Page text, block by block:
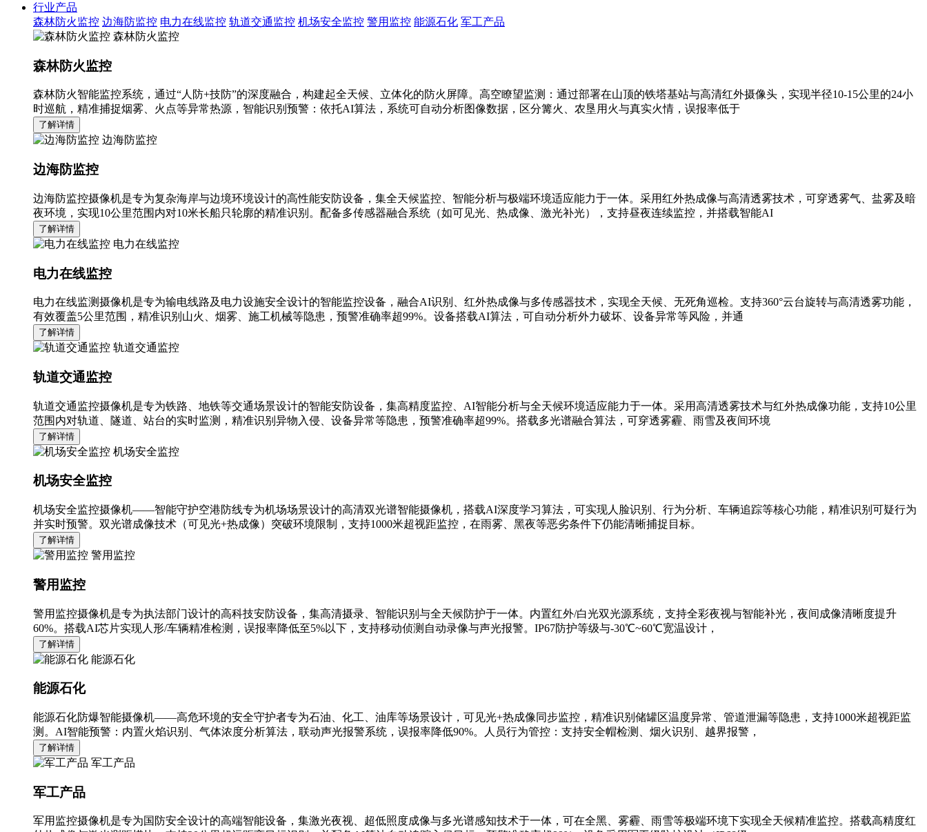
行业产品
森林防火监控 边海防监控 电力在线监控 轨道交通监控 机场安全监控 警用监控 能源石化 军工产品
森林防火监控
森林防火监控
森林防火智能监控系统，通过“人防+技防”的深度融合，构建起全天候、立体化的防火屏障。高空瞭望监测：通过部署在山顶的铁塔基站与高清红外摄像头，实现半径10-15公里的24小
时巡航，精准捕捉烟雾、火点等异常热源，智能识别预警：依托AI算法，系统可自动分析图像数据，区分篝火、农垦用火与真实火情，误报率低于
了解详情
边海防监控
边海防监控
边海防监控摄像机是专为复杂海岸与边境环境设计的高性能安防设备，集全天候监控、智能分析与极端环境适应能力于一体。采用红外热成像与高清透雾技术，可穿透雾气、盐雾及暗
夜环境，实现10公里范围内对10米长船只轮廓的精准识别。配备多传感器融合系统（如可见光、热成像、激光补光），支持昼夜连续监控，并搭载智能AI
了解详情
电力在线监控
电力在线监控
电力在线监测摄像机是专为输电线路及电力设施安全设计的智能监控设备，融合AI识别、红外热成像与多传感器技术，实现全天候、无死角巡检。支持360°云台旋转与高清透雾功能，
有效覆盖5公里范围，精准识别山火、烟雾、施工机械等隐患，预警准确率超99%。设备搭载AI算法，可自动分析外力破坏、设备异常等风险，并通
了解详情
轨道交通监控
轨道交通监控
轨道交通监控摄像机是专为铁路、地铁等交通场景设计的智能安防设备，集高精度监控、AI智能分析与全天候环境适应能力于一体。采用高清透雾技术与红外热成像功能，支持10公里
范围内对轨道、隧道、站台的实时监测，精准识别异物入侵、设备异常等隐患，预警准确率超99%。搭载多光谱融合算法，可穿透雾霾、雨雪及夜间环境
了解详情
机场安全监控
机场安全监控
机场安全监控摄像机——智能守护空港防线专为机场场景设计的高清双光谱智能摄像机，搭载AI深度学习算法，可实现人脸识别、行为分析、车辆追踪等核心功能，精准识别可疑行为
并实时预警。双光谱成像技术（可见光+热成像）突破环境限制，支持1000米超视距监控，在雨雾、黑夜等恶劣条件下仍能清晰捕捉目标。
了解详情
警用监控
警用监控
警用监控摄像机是专为执法部门设计的高科技安防设备，集高清摄录、智能识别与全天候防护于一体。内置红外/白光双光源系统，支持全彩夜视与智能补光，夜间成像清晰度提升
60%。搭载AI芯片实现人形/车辆精准检测，误报率降低至5%以下，支持移动侦测自动录像与声光报警。IP67防护等级与-30℃~60℃宽温设计，
了解详情
能源石化
能源石化
能源石化防爆智能摄像机——高危环境的安全守护者专为石油、化工、油库等场景设计，可见光+热成像同步监控，精准识别储罐区温度异常、管道泄漏等隐患，支持1000米超视距监
测。AI智能预警：内置火焰识别、气体浓度分析算法，联动声光报警系统，误报率降低90%。人员行为管控：支持安全帽检测、烟火识别、越界报警，
了解详情
军工产品
军工产品
军用监控摄像机是专为国防安全设计的高端智能设备，集激光夜视、超低照度成像与多光谱感知技术于一体，可在全黑、雾霾、雨雪等极端环境下实现全天候精准监控。搭载高精度红